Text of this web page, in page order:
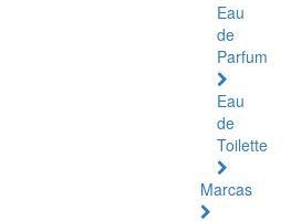
Eau
de
Parfum
Eau
de
Toilette
Marcas